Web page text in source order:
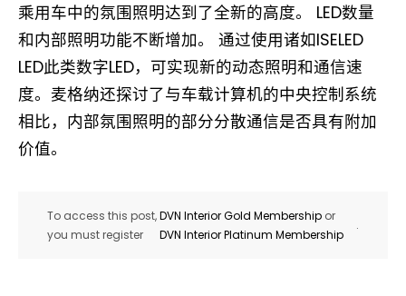
乘用车中的氛围照明达到了全新的高度。 LED数量
和内部照明功能不断增加。 通过使用诸如ISELED
LED此类数字LED，可实现新的动态照明和通信速
度。麦格纳还探讨了与车载计算机的中央控制系统
相比，内部氛围照明的部分分散通信是否具有附加
价值。
To access this post,
you must register
DVN Interior Gold Membership or
DVN Interior Platinum Membership
.